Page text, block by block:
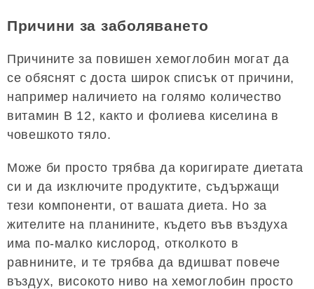
Причини за заболяването
Причините за повишен хемоглобин могат да
се обяснят с доста широк списък от причини,
например наличието на голямо количество
витамин B 12, както и фолиева киселина в
човешкото тяло.
Може би просто трябва да коригирате диетата
си и да изключите продуктите, съдържащи
тези компоненти, от вашата диета. Но за
жителите на планините, където във въздуха
има по-малко кислород, отколкото в
равнините, и те трябва да вдишват повече
въздух, високото ниво на хемоглобин просто